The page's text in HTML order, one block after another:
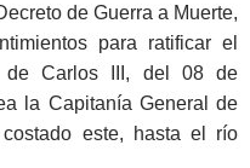
de Guerra a Muerte,
para ratificar el
de Carlos III, del 08 de
la Capitanía General de
este, hasta el río